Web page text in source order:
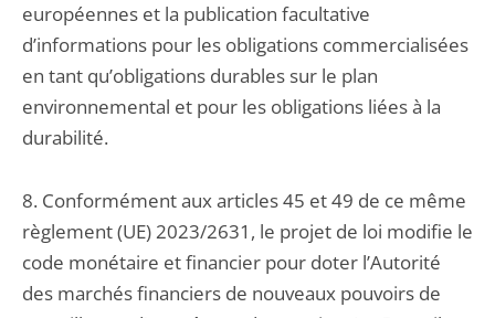
européennes et la publication facultative
d’informations pour les obligations commercialisées
en tant qu’obligations durables sur le plan
environnemental et pour les obligations liées à la
durabilité.
8. Conformément aux articles 45 et 49 de ce même
règlement (UE) 2023/2631, le projet de loi modifie le
code monétaire et financier pour doter l’Autorité
des marchés financiers de nouveaux pouvoirs de